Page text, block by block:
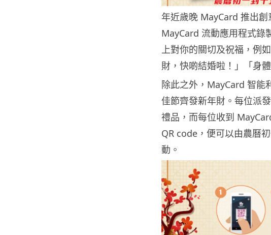
年近歲晚 MayCard 推出
MayCard 流動應用程式錄
上對你的關切及祝福，例
財，快啲結婚啦！」「身
除此之外，MayCard 智能
佳節齊發新年財。每位派
禮品，而每位收到
QR code，便可以由農曆
動。